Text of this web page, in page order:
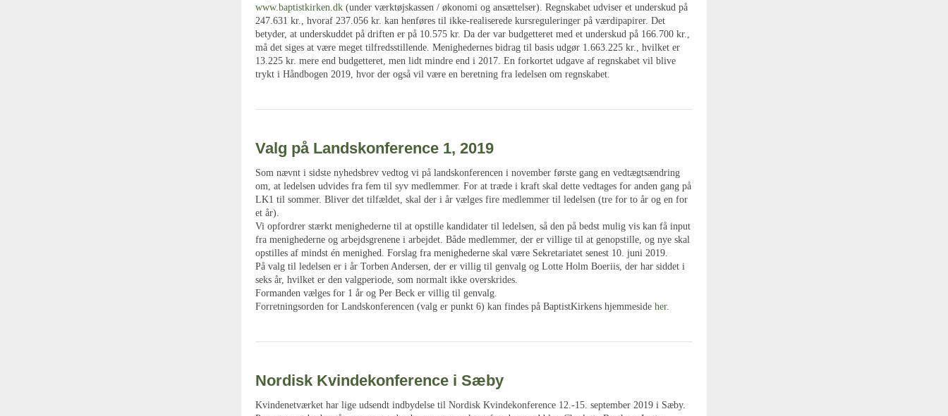
www.baptistkirken.dk (under værktøjskassen / økonomi og ansættelser). Regnskabet udviser et underskud på
247.631 kr., hvoraf 237.056 kr. kan henføres til ikke-realiserede kursreguleringer på værdipapirer. Det
betyder, at underskuddet på driften er på 10.575 kr. Da der var budgetteret med et underskud på 166.700 kr.,
må det siges at være meget tilfredsstillende. Menighedernes bidrag til basis udgør 1.663.225 kr., hvilket er
13.225 kr. mere end budgetteret, men lidt mindre end i 2017. En forkortet udgave af regnskabet vil blive
trykt i Håndbogen 2019, hvor der også vil være en beretning fra ledelsen om regnskabet.
Valg på Landskonference 1, 2019
Som nævnt i sidste nyhedsbrev vedtog vi på landskonferencen i november første gang en vedtægtsændring
om, at ledelsen udvides fra fem til syv medlemmer. For at træde i kraft skal dette vedtages for anden gang på
LK1 til sommer. Bliver det tilfældet, skal der i år vælges fire medlemmer til ledelsen (tre for to år og en for
et år).
Vi opfordrer stærkt menighederne til at opstille kandidater til ledelsen, så den på bedst mulig vis kan få input
fra menighederne og arbejdsgrenene i arbejdet. Både medlemmer, der er villige til at genopstille, og nye skal
opstilles af mindst én menighed. Forslag fra menighederne skal være Sekretariatet senest 10. juni 2019.
På valg til ledelsen er i år Torben Andersen, der er villig til genvalg og Lotte Holm Boeriis, der har siddet i
seks år, hvilket er den valgperiode, som normalt ikke overskrides.
Formanden vælges for 1 år og Per Beck er villig til genvalg.
Forretningsorden for Landskonferencen (valg er punkt 6) kan findes på BaptistKirkens hjemmeside her.
Nordisk Kvindekonference i Sæby
Kvindenetværket har lige udsendt indbydelse til Nordisk Kvindekonference 12.-15. september 2019 i Sæby.